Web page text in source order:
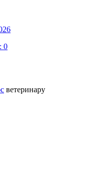
0
ветеринару